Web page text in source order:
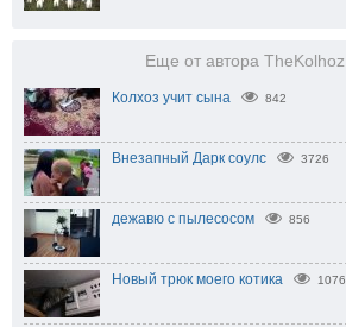
Еще от автора TheKolhoz
Колхоз учит сына 842
Внезапный Дарк соулс 3726
дежавю с пылесосом 856
Новый трюк моего котика 1076